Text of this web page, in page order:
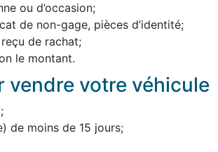
ou d’occasion;
de non-gage, pièces d’identité;
de rachat;
le montant.
vendre votre véhicule
de moins de 15 jours;